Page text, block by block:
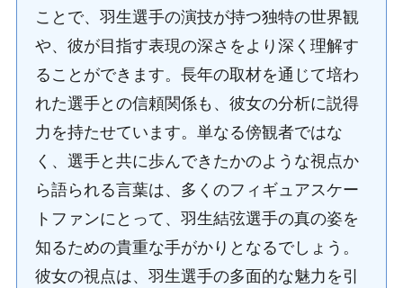
ことで、羽生選手の演技が持つ独特の世界観
や、彼が目指す表現の深さをより深く理解す
ることができます。長年の取材を通じて培わ
れた選手との信頼関係も、彼女の分析に説得
力を持たせています。単なる傍観者ではな
く、選手と共に歩んできたかのような視点か
ら語られる言葉は、多くのフィギュアスケー
トファンにとって、羽生結弦選手の真の姿を
知るための貴重な手がかりとなるでしょう。
彼女の視点は、羽生選手の多面的な魅力を引